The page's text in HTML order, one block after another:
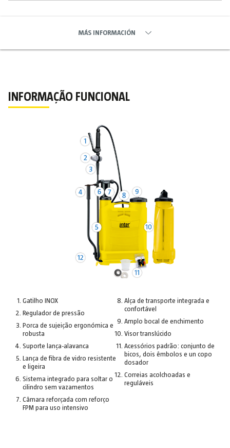
MÁS INFORMACIÓN
INFORMAÇÃO FUNCIONAL
Gatilho INOX
Regulador de pressão
Porca de sujeição ergonómica e
robusta
Suporte lança-alavanca
Lança de fibra de vidro resistente
e ligeira
Sistema integrado para soltar o
cilindro sem vazamentos
Câmara reforçada com reforço
FPM para uso intensivo
Alça de transporte integrada e
confortável
Amplo bocal de enchimento
Visor translúcido
Acessórios padrão: conjunto de
bicos, dois êmbolos e un copo
dosador
Correias acolchoadas e
reguláveis